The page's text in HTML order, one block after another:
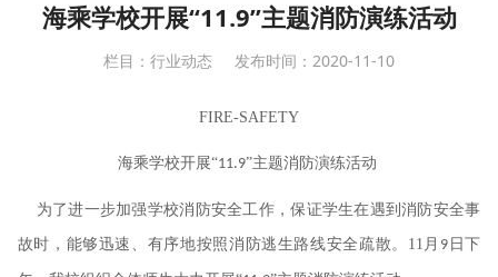
海乘学校开展“11.9”主题消防演练活动
栏目：行业动态 发布时间：2020-11-10
FIRE-SAFETY
海乘学校开展“11.9”主题消防演练活动
为了进一步加强学校消防安全工作，保证学生在遇到消防安全事
故时，能够迅速、有序地按照消防逃生路线安全疏散。 11 月 9 日下